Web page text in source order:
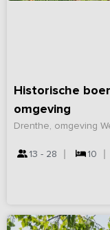
Historische
omgeving
Drenthe, omgeving
13 - 28 10